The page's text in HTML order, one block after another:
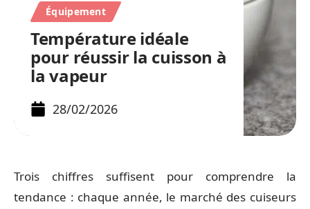
Équipement
Température idéale
pour réussir la cuisson à
la vapeur
28/02/2026
Trois chiffres suffisent pour comprendre la
tendance : chaque année, le marché des cuiseurs